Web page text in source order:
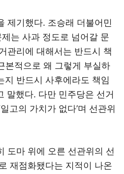
제기했다. 조승래 더불어민
는 사과 정도로 넘어갈 문
관리에 대해서는 반드시 책
본적으로 왜 그렇게 부실하
지 반드시 사후에라도 책임
말했다. 다만 민주당은 선거
고의 가치가 없다’며 선관위
도마 위에 오른 선관위의 선
재점화됐다는 지적이 나온